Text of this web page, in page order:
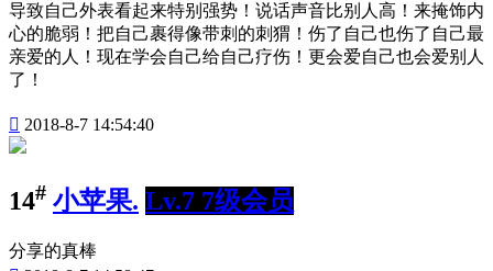
导致自己外表看起来特别强势！说话声音比别人高！来掩饰内
心的脆弱！把自己裹得像带刺的刺猬！伤了自己也伤了自己最
亲爱的人！现在学会自己给自己疗伤！更会爱自己也会爱别人
了！
 2018-8-7 14:54:40
14# 小苹果. Lv.7 7级会员
分享的真棒